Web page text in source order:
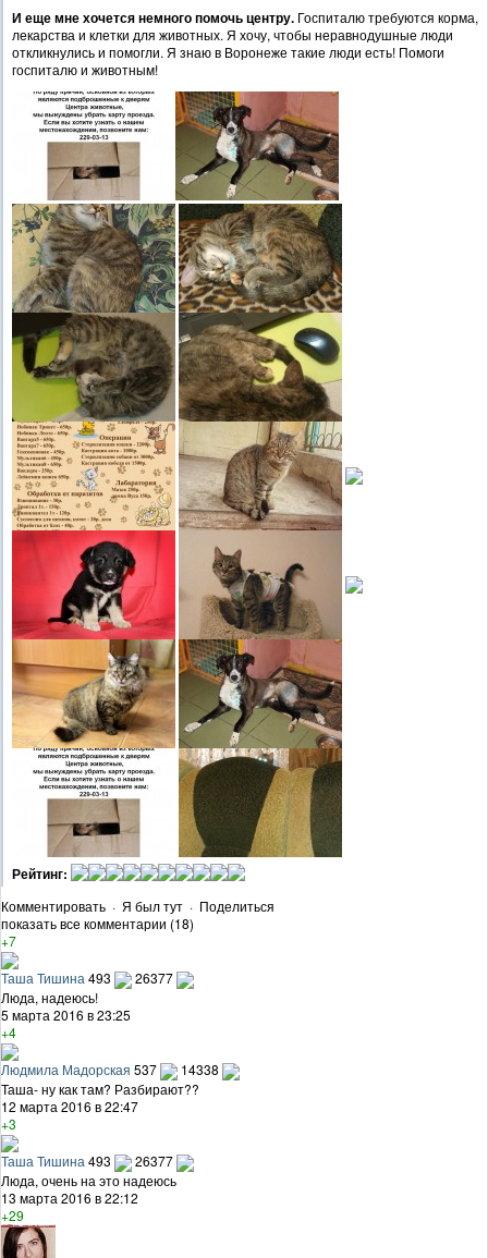
И еще мне хочется немного помочь центру. Госпиталю требуются корма,
лекарства и клетки для животных. Я хочу, чтобы неравнодушные люди
откликнулись и помогли. Я знаю в Воронеже такие люди есть! Помоги
госпиталю и животным!
Рейтинг:
Комментировать · Я был тут · Поделиться
показать все комментарии (18)
+7
Таша Тишина 493
26377
Люда, надеюсь!
5 марта 2016 в 23:25
+4
Людмила Мадорская 537
14338
Таша- ну как там? Разбирают??
12 марта 2016 в 22:47
+3
Таша Тишина 493
26377
Люда, очень на это надеюсь
13 марта 2016 в 22:12
+29